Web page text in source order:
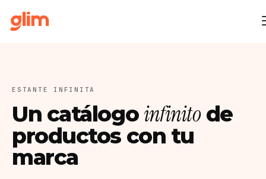
ESTANTE INFINITA
Un catálogoinfinitode
productos con tu
marca